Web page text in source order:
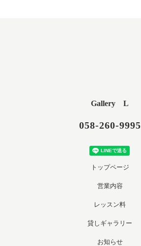
Gallery L
058-260-9995
トップページ
営業内容
レッスン料
貸しギャラリー
お知らせ